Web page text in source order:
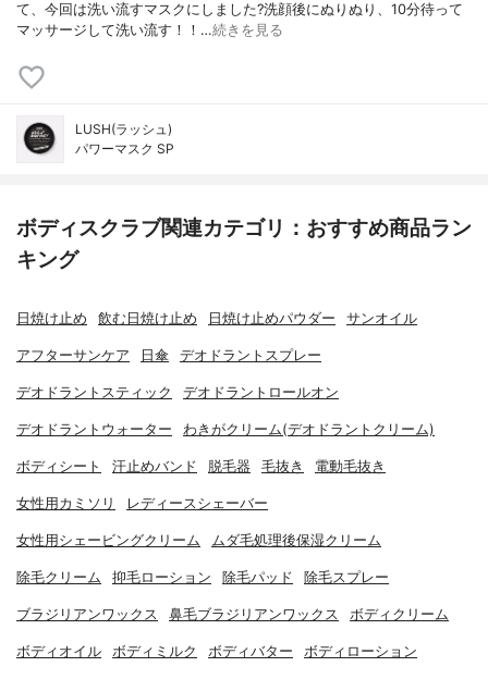
て、今回は洗い流すマスクにしました?洗顔後にぬりぬり、10分待って
マッサージして洗い流す！！…続きを見る
LUSH(ラッシュ)
パワーマスク SP
ボディスクラブ関連カテゴリ：おすすめ商品ラン
キング
日焼け止め 飲む日焼け止め 日焼け止めパウダー サンオイル
アフターサンケア 日傘 デオドラントスプレー
デオドラントスティック デオドラントロールオン
デオドラントウォーター わきがクリーム(デオドラントクリーム)
ボディシート 汗止めバンド 脱毛器 毛抜き 電動毛抜き
女性用カミソリ レディースシェーバー
女性用シェービングクリーム ムダ毛処理後保湿クリーム
除毛クリーム 抑毛ローション 除毛パッド 除毛スプレー
ブラジリアンワックス 鼻毛ブラジリアンワックス ボディクリーム
ボディオイル ボディミルク ボディバター ボディローション